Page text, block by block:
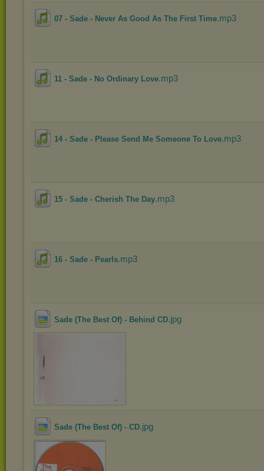
07 - Sade - Never As Good As The First Time.mp3
11 - Sade - No Ordinary Love.mp3
14 - Sade - Please Send Me Someone To Love.mp3
15 - Sade - Cherish The Day.mp3
16 - Sade - Pearls.mp3
Sade (The Best Of) - Behind CD.jpg
Sade (The Best Of) - CD.jpg